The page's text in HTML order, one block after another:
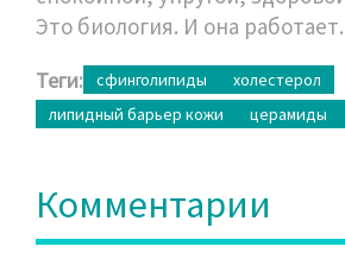
Это биология. И она работает.
Теги: сфинголипиды
холестерол
липидный барьер кожи
церамиды
Комментарии